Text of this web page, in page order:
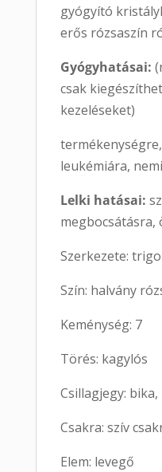
gyógyító
erős rózsaszín
Gyógyhatásai:
csak
kezeléseket)
leukémiára,
Lelki hatásai:
megbocsátásra,
Szerkezete:
Szín: halvány
Keménység: 7
Törés: kagylós
Csillagjegy:
Csakra: szív
Elem: levegő